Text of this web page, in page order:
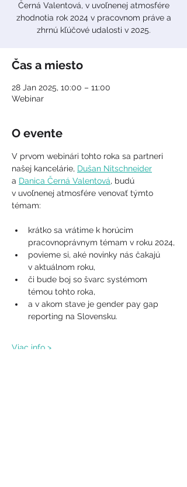
Černá Valentová, v uvoľnenej atmosfére
zhodnotia rok 2024 v pracovnom práve a
zhrnú kľúčové udalosti v 2025.
Čas a miesto
28 Jan 2025, 10:00 – 11:00
Webinar
O evente
V prvom webinári tohto roka sa partneri
našej kancelárie, Dušan Nitschneider
a Danica Černá Valentová, budú
v uvoľnenej atmosfére venovať týmto
témam:
krátko sa vrátime k horúcim
pracovnoprávnym témam v roku 2024,
povieme si, aké novinky nás čakajú
v aktuálnom roku,
či bude boj so švarc systémom
témou tohto roka,
a v akom stave je gender pay gap
reporting na Slovensku.
Viac info >